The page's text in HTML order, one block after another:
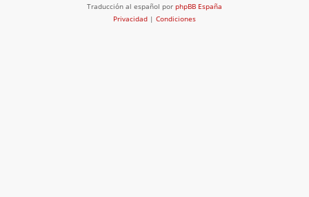
Traducción al español por phpBB España
Privacidad | Condiciones